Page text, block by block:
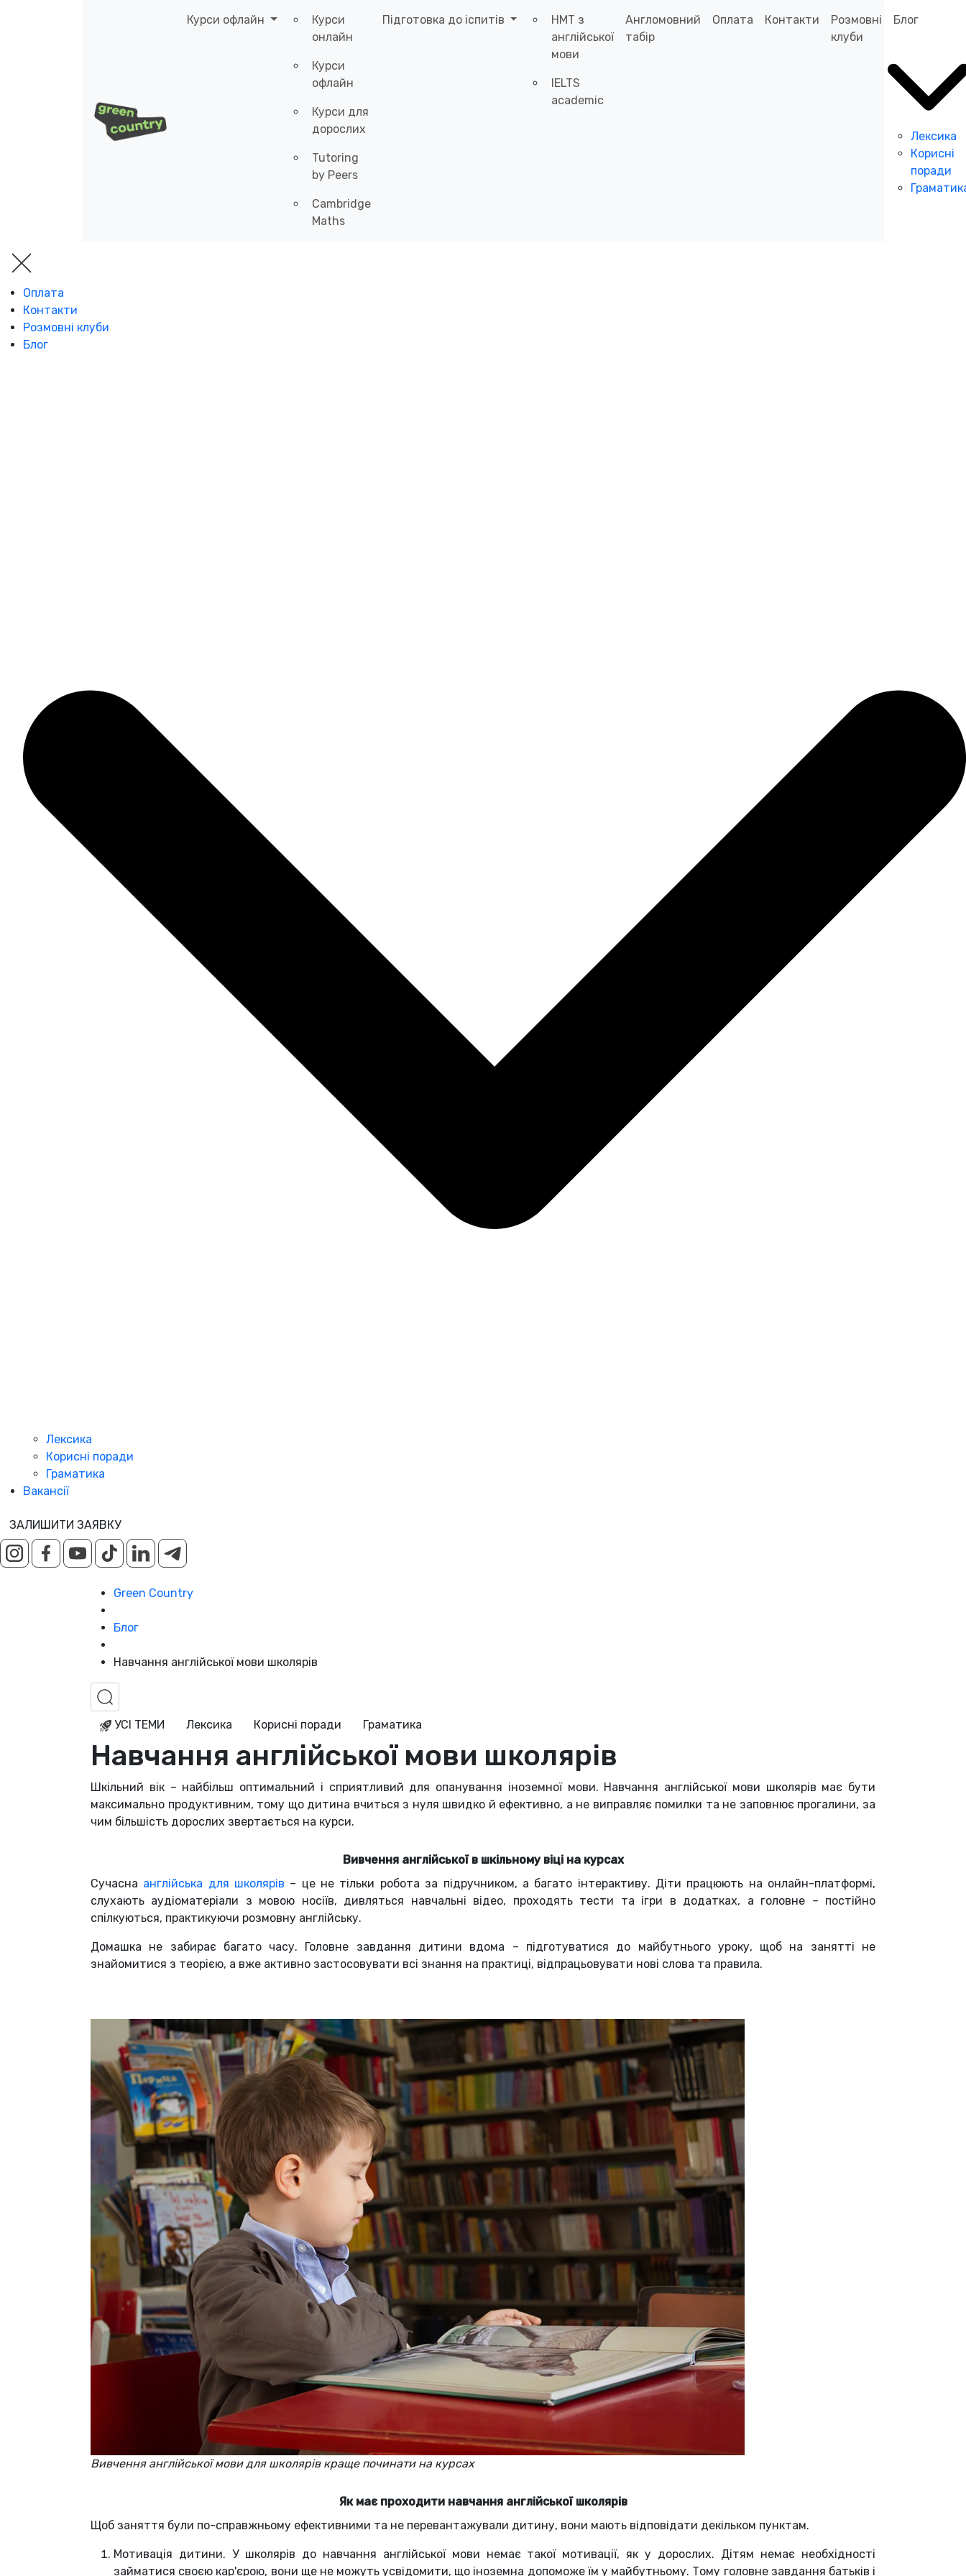
Курси офлайн
Курси
онлайн
Курси
офлайн
Курси для
дорослих
Tutoring
by Peers
Cambridge
Maths
Підготовка до іспитів
НМТ з
англійської
мови
IELTS
academic
Англомовний
табір
Оплата Контакти
Розмовні
клуби
Блог
Лексика
Корисні
поради
Оплата
Контакти
Розмовні клуби
Блог
Лексика
Корисні поради
Граматика
Вакансії
ЗАЛИШИТИ ЗАЯВКУ
Green Country
Блог
Навчання англійської мови школярів
УСІ ТЕМИ Лексика Корисні поради Граматика
Навчання англійської мови школярів
Шкільний вік – найбільш оптимальний і сприятливий для опанування іноземної мови. Навчання англійської мови школярів має бути
максимально продуктивним, тому що дитина вчиться з нуля швидко й ефективно, а не виправляє помилки та не заповнює прогалини, за
чим більшість дорослих звертається на курси.
Вивчення англійської в шкільному віці на курсах
Сучасна англійська для школярів – це не тільки робота за підручником, а багато інтерактиву. Діти працюють на онлайн-платформі,
слухають аудіоматеріали з мовою носіїв, дивляться навчальні відео, проходять тести та ігри в додатках, а головне – постійно
спілкуються, практикуючи розмовну англійську.
Домашка не забирає багато часу. Головне завдання дитини вдома – підготуватися до майбутнього уроку, щоб на занятті не
знайомитися з теорією, а вже активно застосовувати всі знання на практиці, відпрацьовувати нові слова та правила.
Вивчення англійської мови для школярів краще починати на курсах
Як має проходити навчання англійської школярів
Щоб заняття були по-справжньому ефективними та не перевантажували дитину, вони мають відповідати декільком пунктам.
Мотивація дитини. У школярів до навчання англійської мови немає такої мотивації, як у дорослих. Дітям немає необхідності
займатися своєю кар'єрою, вони ще не можуть усвідомити, що іноземна допоможе їм у майбутньому. Тому головне завдання батьків і